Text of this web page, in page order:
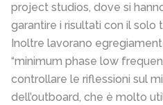
project studios, dove si
garantire i risultati con il
Inoltre lavorano
“minimum phase low
controllare le riflessioni sul
dell’outboard, che è molto